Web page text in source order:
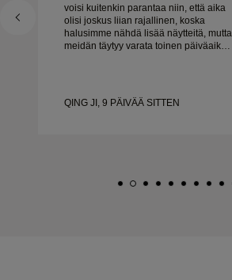
voisi kuitenkin parantaa niin, että aika
olisi joskus liian rajallinen, koska
halusimme nähdä lisää näytteitä, mutta
meidän täytyy varata toinen päiväaika.
QING JI, 9 PÄIVÄÄ SITTEN